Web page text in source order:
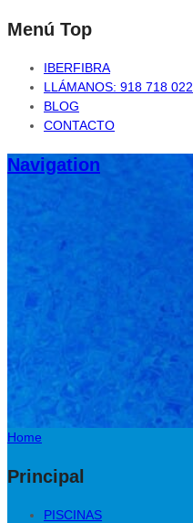
Menú Top
IBERFIBRA
LLÁMANOS: 918 718 022
BLOG
CONTACTO
Navigation
Home
Principal
PISCINAS